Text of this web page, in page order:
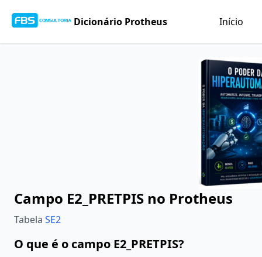
Dicionário Protheus Início
Campo E2_PRETPIS no Protheus
Tabela SE2
O que é o campo E2_PRETPIS?